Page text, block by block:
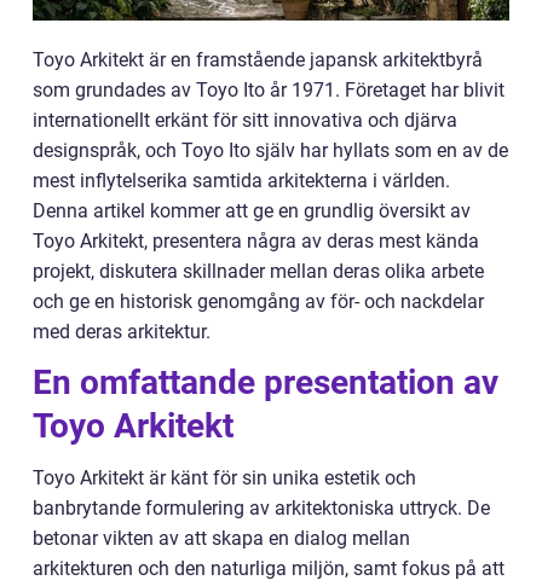
Toyo Arkitekt är en framstående japansk arkitektbyrå
som grundades av Toyo Ito år 1971. Företaget har blivit
internationellt erkänt för sitt innovativa och djärva
designspråk, och Toyo Ito själv har hyllats som en av de
mest inflytelserika samtida arkitekterna i världen.
Denna artikel kommer att ge en grundlig översikt av
Toyo Arkitekt, presentera några av deras mest kända
projekt, diskutera skillnader mellan deras olika arbete
och ge en historisk genomgång av för- och nackdelar
med deras arkitektur.
En omfattande presentation av
Toyo Arkitekt
Toyo Arkitekt är känt för sin unika estetik och
banbrytande formulering av arkitektoniska uttryck. De
betonar vikten av att skapa en dialog mellan
arkitekturen och den naturliga miljön, samt fokus på att